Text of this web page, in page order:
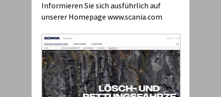
Informieren Sie sich ausführlich auf
unserer Homepage www.scania.com